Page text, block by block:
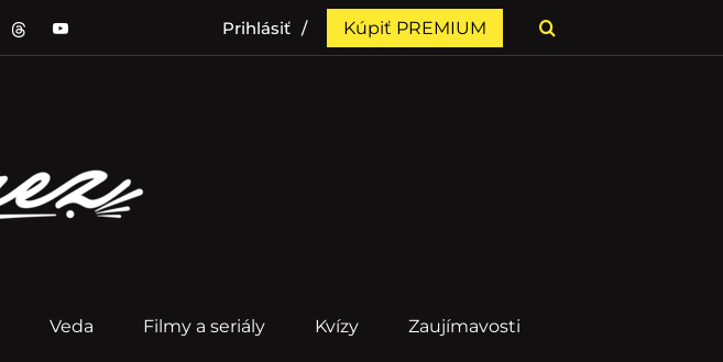
Prihlásiť Kúpiť PREMIUM
Veda Filmy a seriály Kvízy Zaujímavosti